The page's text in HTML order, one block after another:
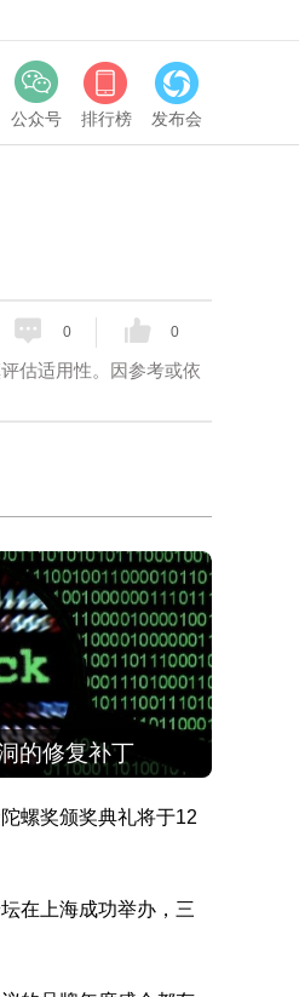
公众号 排行榜 发布会
0 0
估适用性。‌因参考或依
的修复补丁
螺奖颁奖典礼将于12
在上海成功举办，三